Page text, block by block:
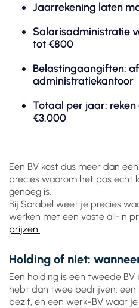
Jaarrekening laten
Salarisadministratie
tot €800
Belastingaangiften:
administratiekantoor
Totaal per jaar:
€3.000
Een BV kost dus meer dan
precies waarom het pas echt
genoeg is.
Bij Sarabel weet je precies
werken met een vaste all-in
prijzen.
Holding of niet:
Een holding is een tweede BV
hebt dan twee bedrijven: een
bezit, en een werk-BV waar